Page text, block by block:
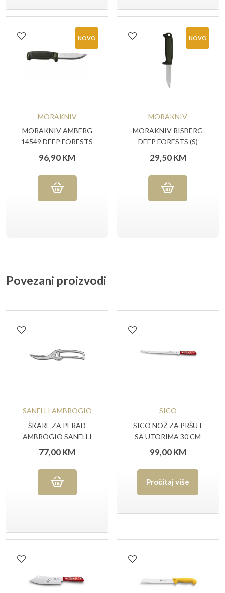
NOVO
MORAKNIV
MORAKNIV AMBERG
14549 DEEP FORESTS
, NOŽ ZA VANJSKU
UPOTREBU
96,90KM
NOVO
MORAKNIV
MORAKNIV RISBERG
DEEP FORESTS (S)
NOŽ ZA VANJSKU
UPOTREBU
29,50KM
Povezani proizvodi
SANELLI AMBROGIO
ŠKARE ZA PERAD
AMBROGIO SANELLI
77,00KM
SICO
SICO NOŽ ZA PRŠUT
SA UTORIMA 30 CM
ELEVATING CUT
99,00KM
Pročitaj više